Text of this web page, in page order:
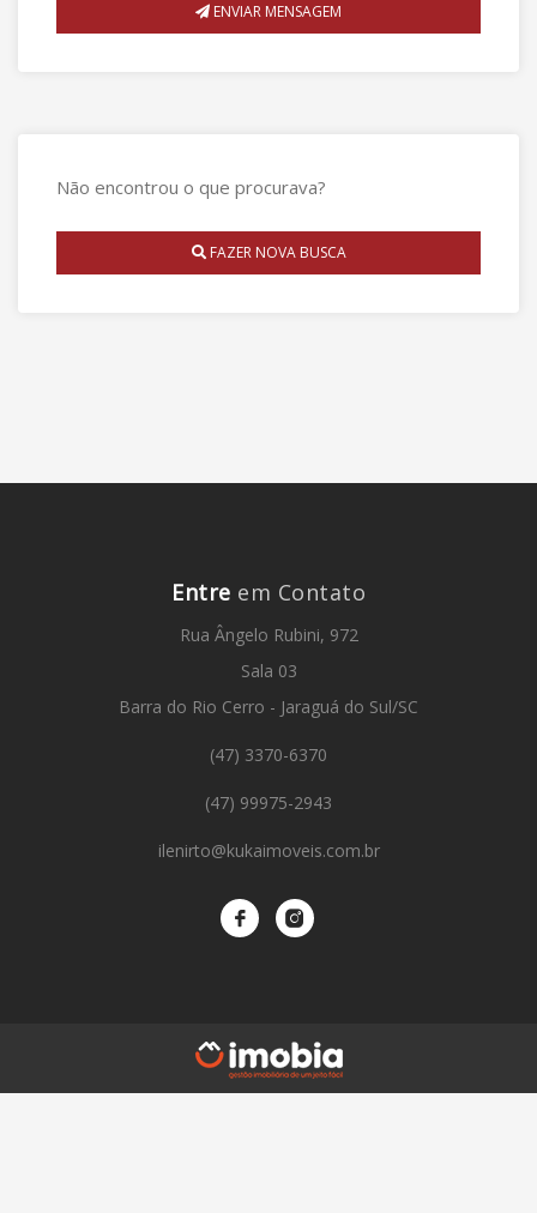
ENVIAR MENSAGEM
Não encontrou o que procurava?
FAZER NOVA BUSCA
Entre em Contato
Rua Ângelo Rubini, 972
Sala 03
Barra do Rio Cerro - Jaraguá do Sul/SC
(47) 3370-6370
(47) 99975-2943
ilenirto@kukaimoveis.com.br